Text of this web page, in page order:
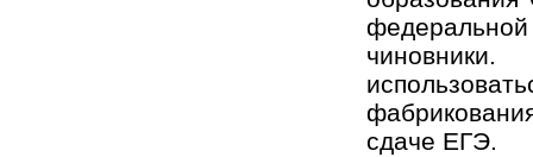
сдаче ЕГЭ.